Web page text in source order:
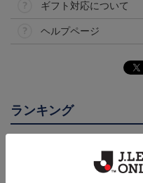
ギフト対応について
ヘルプページ
ランキング